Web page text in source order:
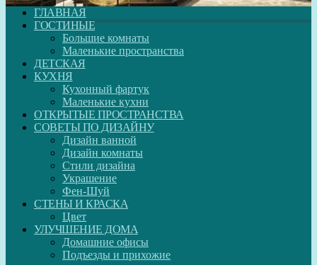
ГЛАВНАЯ
ГОСТИНЫЕ
Большие комнаты
Маленькие пространства
ДЕТСКАЯ
КУХНЯ
Кухонный фартук
Маленькие кухни
ОТКРЫТЫЕ ПРОСТРАНСТВА
СОВЕТЫ ПО ДИЗАЙНУ
Дизайн ванной
Дизайн комнаты
Стили дизайна
Украшение
Фен-Шуй
СТЕНЫ И КРАСКА
Цвет
УЛУЧШЕНИЕ ДОМА
Домашние офисы
Подъезды и прихожие